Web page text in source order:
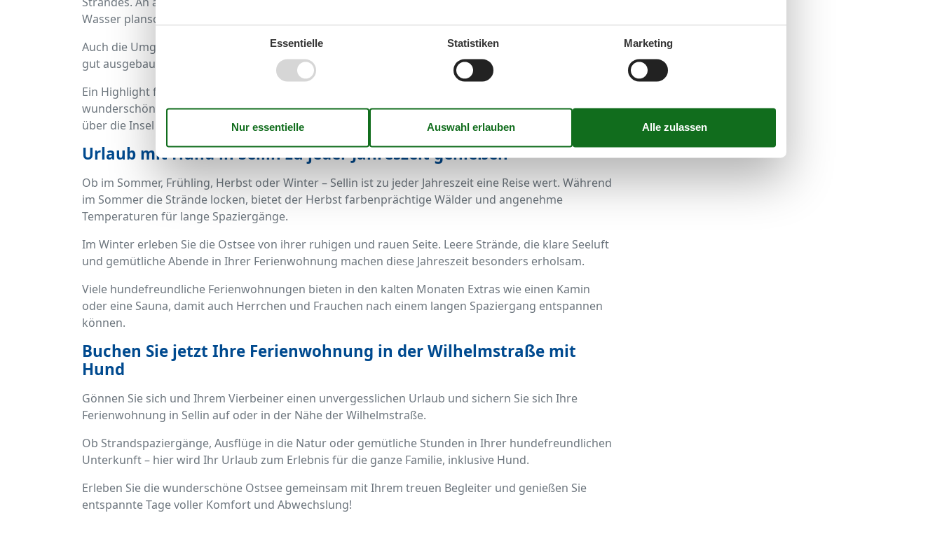
Wasser planschen.
Auch die Umgebung von Sellin bietet ideale Ausflugsziele. Der nahegelegene Granitzwald mit seinen
gut ausgebauten Wanderwegen ist perfekt für ausgedehnte Spaziergänge und Erkundungstouren.
Ein Highlight für Hundebesitzer ist der Besuch des Jagdschlosses Granitz, das Sie bequem über
wunderschöne Wanderwege erreichen. Von dort aus genießen Sie einen herrlichen Panoramablick
über die Insel Rügen.
Urlaub mit Hund in Sellin zu jeder Jahreszeit genießen
Ob im Sommer, Frühling, Herbst oder Winter – Sellin ist zu jeder Jahreszeit eine Reise wert. Während
im Sommer die Strände locken, bietet der Herbst farbenprächtige Wälder und angenehme
Temperaturen für lange Spaziergänge.
Im Winter erleben Sie die Ostsee von ihrer ruhigen und rauen Seite. Leere Strände, die klare Seeluft
und gemütliche Abende in Ihrer Ferienwohnung machen diese Jahreszeit besonders erholsam.
Viele hundefreundliche Ferienwohnungen bieten in den kalten Monaten Extras wie einen Kamin
oder eine Sauna, damit auch Herrchen und Frauchen nach einem langen Spaziergang entspannen
können.
Buchen Sie jetzt Ihre Ferienwohnung in der Wilhelmstraße mit
Hund
Gönnen Sie sich und Ihrem Vierbeiner einen unvergesslichen Urlaub und sichern Sie sich Ihre
Ferienwohnung in Sellin auf oder in der Nähe der Wilhelmstraße.
Ob Strandspaziergänge, Ausflüge in die Natur oder gemütliche Stunden in Ihrer hundefreundlichen
Unterkunft – hier wird Ihr Urlaub zum Erlebnis für die ganze Familie, inklusive Hund.
Erleben Sie die wunderschöne Ostsee gemeinsam mit Ihrem treuen Begleiter und genießen Sie
entspannte Tage voller Komfort und Abwechslung!
Essentielle Statistiken Marketing